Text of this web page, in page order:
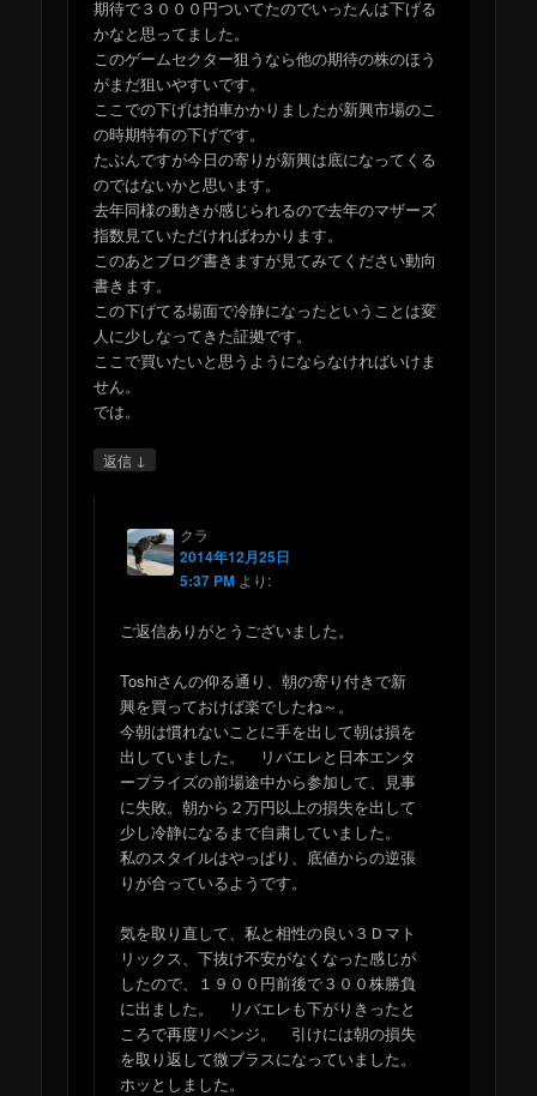
期待で３０００円ついてたのでいったんは下げる
かなと思ってました。
このゲームセクター狙うなら他の期待の株のほう
がまだ狙いやすいです。
ここでの下げは拍車かかりましたが新興市場のこ
の時期特有の下げです。
たぶんですが今日の寄りが新興は底になってくる
のではないかと思います。
去年同様の動きが感じられるので去年のマザーズ
指数見ていただければわかります。
このあとブログ書きますが見てみてください動向
書きます。
この下げてる場面で冷静になったということは変
人に少しなってきた証拠です。
ここで買いたいと思うようにならなければいけま
せん。
では。
返信 ↓
クラ
2014年12月25日
5:37 PM より:
ご返信ありがとうございました。
Toshiさんの仰る通り、朝の寄り付きで新
興を買っておけば楽でしたね～。
今朝は慣れないことに手を出して朝は損を
出していました。 リバエレと日本エンタ
ープライズの前場途中から参加して、見事
に失敗。朝から２万円以上の損失を出して
少し冷静になるまで自粛していました。
私のスタイルはやっぱり、底値からの逆張
りが合っているようです。
気を取り直して、私と相性の良い３Ｄマト
リックス、下抜け不安がなくなった感じが
したので、１９００円前後で３００株勝負
に出ました。 リバエレも下がりきったと
ころで再度リベンジ。 引けには朝の損失
を取り返して微ブラスになっていました。
ホッとしました。